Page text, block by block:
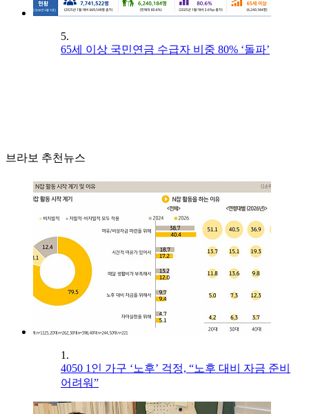
5.
65세 이상 국민연금 수급자 비중 80% ‘돌파’
브라보 추천뉴스
1.
4050 1인 가구 ‘노후’ 걱정, “노후 대비 자금 준비
어려워”